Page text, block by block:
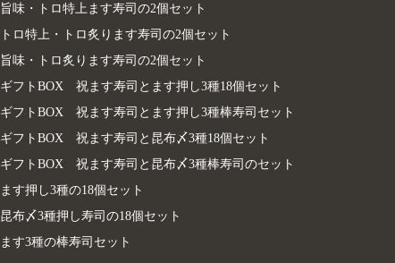
旨味・トロ特上ます寿司の2個セット
トロ特上・トロ炙ります寿司の2個セット
旨味・トロ炙ります寿司の2個セット
ギフトBOX 祝ます寿司とます押し3種18個セット
ギフトBOX 祝ます寿司とます押し3種棒寿司セット
ギフトBOX 祝ます寿司と昆布〆3種18個セット
ギフトBOX 祝ます寿司と昆布〆3種棒寿司のセット
ます押し3種の18個セット
昆布〆3種押し寿司の18個セット
ます3種の棒寿司セット